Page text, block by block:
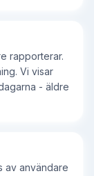
rapporterar.
Vi visar
- äldre
av användare